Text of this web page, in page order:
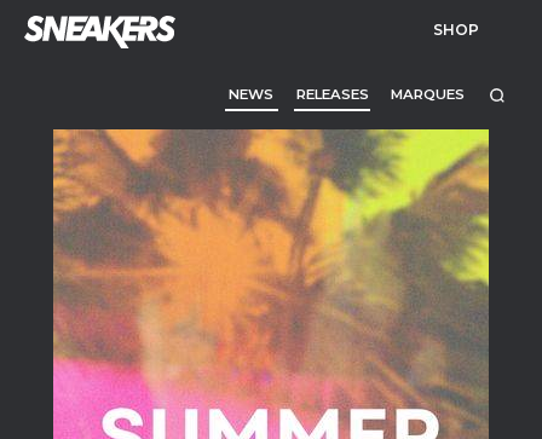
SHOP
NEWS RELEASES MARQUES